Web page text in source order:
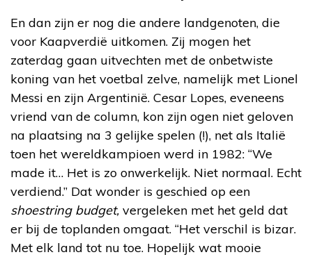
En dan zijn er nog die andere landgenoten, die
voor Kaapverdië uitkomen. Zij mogen het
zaterdag gaan uitvechten met de onbetwiste
koning van het voetbal zelve, namelijk met Lionel
Messi en zijn Argentinië. Cesar Lopes, eveneens
vriend van de column, kon zijn ogen niet geloven
na plaatsing na 3 gelijke spelen (!), net als Italië
toen het wereldkampioen werd in 1982: “We
made it… Het is zo onwerkelijk. Niet normaal. Echt
verdiend.” Dat wonder is geschied op een
shoestring budget, vergeleken met het geld dat
er bij de toplanden omgaat. “Het verschil is bizar.
Met elk land tot nu toe. Hopelijk wat mooie